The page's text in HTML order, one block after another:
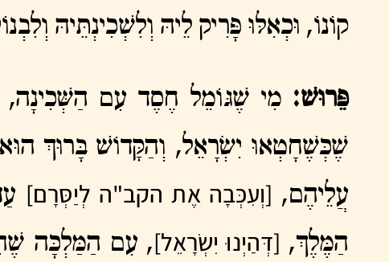
קוֹנוֹ, וּכְאִלּוּ פָּרִיק לֵיהּ וְלִשְׁכִינְתֵּיהּ
פֵּרוּשׁ: מִי שֶׁגּוֹמֵל חֶסֶד עִם הַשְּׁכִינָה,
שֶׁכְּשֶׁחָטְאוּ יִשְׂרָאֵל, וְהַקָּדוֹשׁ בָּרוּךְ
עֲלֵיהֶם, [וְעִכְּבָה אֶת הקב"ה לְיַסְּרָם]
הַמֶּלֶךְ, [דְּהַיְנוּ יִשְׂרָאֵל], עִם הַמַּלְכָּה